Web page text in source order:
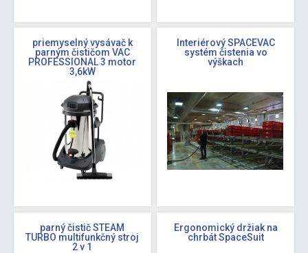
priemyselný vysávač k
parným čističom VAC
PROFESSIONAL 3 motor
3,6kW
Interiérový SPACEVAC
systém čistenia vo
výškach
parný čistič STEAM
TURBO multifunkčný stroj
2 v 1
Ergonomický držiak na
chrbát SpaceSuit